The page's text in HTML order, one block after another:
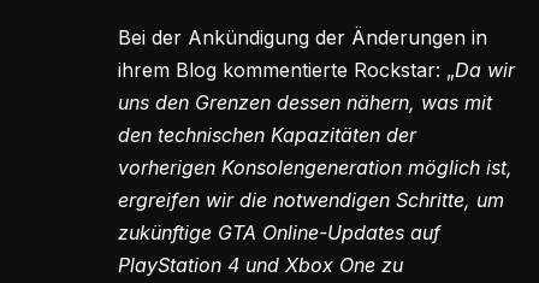
Bei der Ankündigung der Änderungen in
ihrem Blog kommentierte Rockstar: „Da wir
uns den Grenzen dessen nähern, was mit
den technischen Kapazitäten der
vorherigen Konsolengeneration möglich ist,
ergreifen wir die notwendigen Schritte, um
zukünftige GTA Online-Updates auf
PlayStation 4 und Xbox One zu